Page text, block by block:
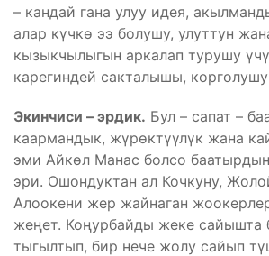
– кандай гана улуу идея,
алар күчкө ээ болушу, улуттун
кызыкчылыгын аркалап турушу
карегиндей сакталышы,
Экинчиси – эрдик. Бул – сапат –
каармандык, жүрөктүүлүк жана
эми Айкөл Манас болсо
эри. Ошондуктан ал Кочкуну,
Алоокени жер жайнаган
жеңет. Коңурбайды жеке сайышта
тыгылтып, бир нече жолу сайып